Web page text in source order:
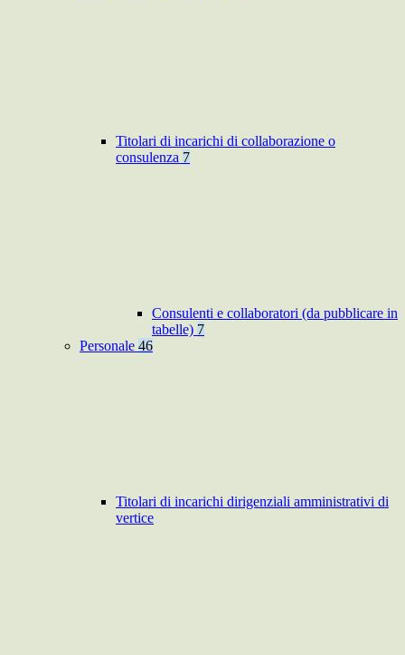
Titolari di incarichi di collaborazione o
consulenza 7
Consulenti e collaboratori (da pubblicare in
tabelle) 7
Personale 46
Titolari di incarichi dirigenziali amministrativi di
vertice